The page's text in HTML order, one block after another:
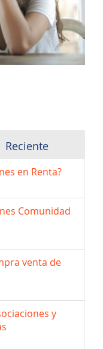
Reciente
en Renta?
Comunidad
venta de
y